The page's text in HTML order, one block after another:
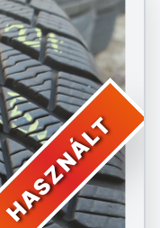
HASZNÁLT